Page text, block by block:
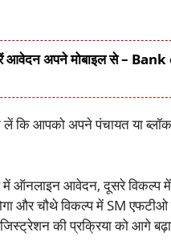
आवेदन अपने मोबाइल से –
लें कि आपको अपने पंचायत या
में ऑनलाइन आवेदन, दूसरे विकल्प में
और चौथे विकल्प में SM
की प्रक्रिया को आगे